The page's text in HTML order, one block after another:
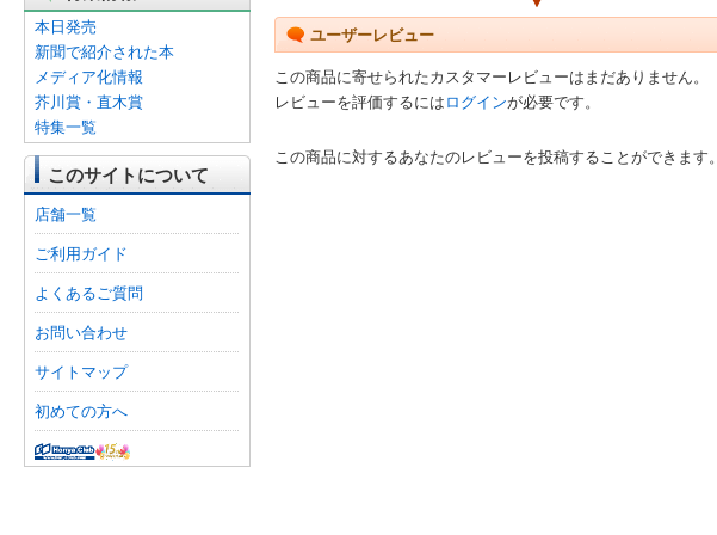
本日発売
新聞で紹介された本
メディア化情報
芥川賞・直木賞
特集一覧
このサイトについて
店舗一覧
ご利用ガイド
よくあるご質問
お問い合わせ
サイトマップ
初めての方へ
ユーザーレビュー
この商品に寄せられたカスタマーレビューはまだありません。
レビューを評価するには ログインが必要です。
この商品に対するあなたのレビューを投稿することができます。